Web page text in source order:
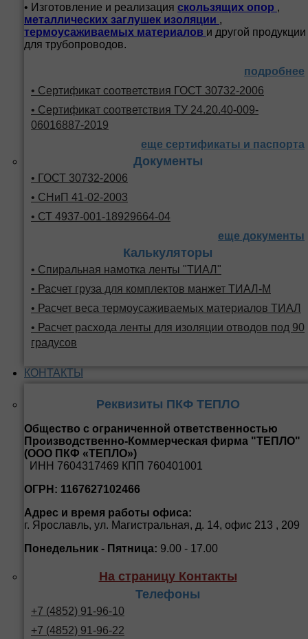
• Изготовление и реализация скользящих опор ,
металлических заглушек изоляции ,
термоусаживаемых материалов и другой продукции
для трубопроводов.
подробнее
• Сертификат соответствия ГОСТ 30732-2006
• Сертификат соответствия ТУ 24.20.40-009-
06016887-2019
еще сертификаты и паспорта
Документы
• ГОСТ 30732-2006
• СНиП 41-02-2003
• СТ 4937-001-18929664-04
еще документы
Калькуляторы
• Спиральная намотка ленты "ТИАЛ"
• Расчет груза для комплектов манжет ТИАЛ-М
• Расчет веса термоусаживаемых материалов ТИАЛ
• Расчет расхода ленты для изоляции отводов под 90
градусов
КОНТАКТЫ
Реквизиты ПКФ ТЕПЛО
Общество с ограниченной ответственностью
Производственно-Коммерческая фирма "ТЕПЛО"
(ООО ПКФ «ТЕПЛО»)
ИНН 7604317469 КПП 760401001
ОГРН: 1167627102466
Адрес и время работы офиса:
г. Ярославль, ул. Магистральная, д. 14, офис 213 , 209
Понедельник - Пятница: 9.00 - 17.00
На страницу Контакты
Телефоны
+7 (4852) 91-96-10
+7 (4852) 91-96-22